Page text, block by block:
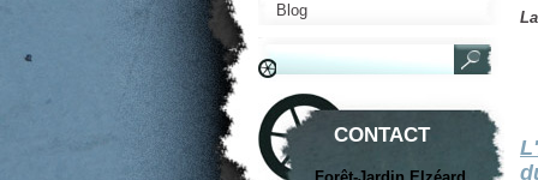
Blog
CONTACT